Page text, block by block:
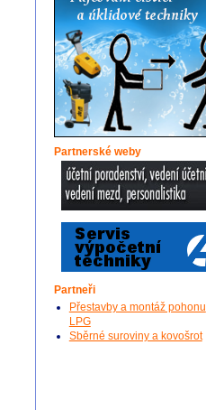
Partnerské weby
Partneři
Přestavby a montáž pohonu
LPG
Sběrné suroviny a kovošrot